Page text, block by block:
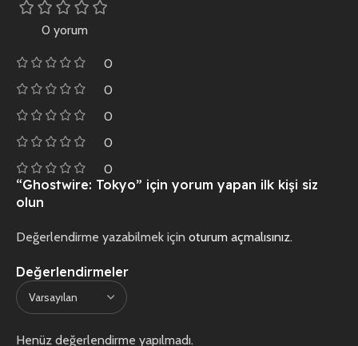
0 yorum
0
0
0
0
0
Değerlendirmeler
Henüz değerlendirme yapılmadı.
“Ghostwire: Tokyo” için yorum yapan ilk kişi siz
olun
Değerlendirme yazabilmek için oturum açmalısınız.